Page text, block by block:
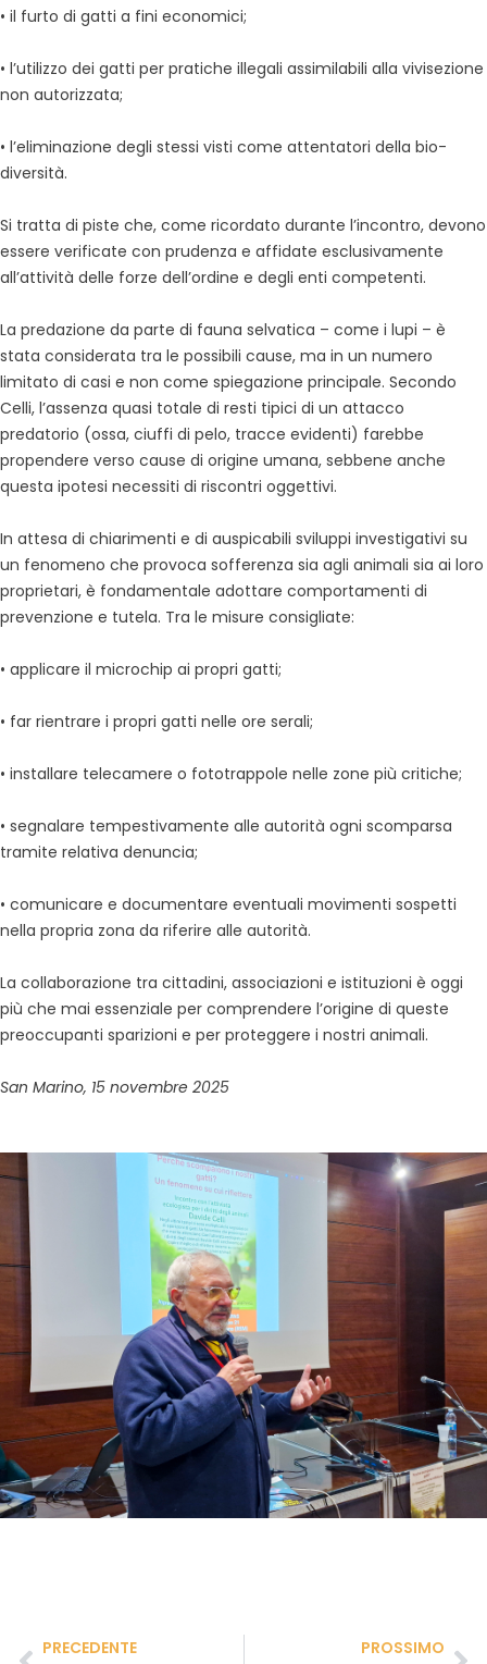
• il furto di gatti a fini economici;
• l’utilizzo dei gatti per pratiche illegali assimilabili alla vivisezione
non autorizzata;
• l’eliminazione degli stessi visti come attentatori della bio-
diversità.
Si tratta di piste che, come ricordato durante l’incontro, devono
essere verificate con prudenza e affidate esclusivamente
all’attività delle forze dell’ordine e degli enti competenti.
La predazione da parte di fauna selvatica – come i lupi – è
stata considerata tra le possibili cause, ma in un numero
limitato di casi e non come spiegazione principale. Secondo
Celli, l’assenza quasi totale di resti tipici di un attacco
predatorio (ossa, ciuffi di pelo, tracce evidenti) farebbe
propendere verso cause di origine umana, sebbene anche
questa ipotesi necessiti di riscontri oggettivi.
In attesa di chiarimenti e di auspicabili sviluppi investigativi su
un fenomeno che provoca sofferenza sia agli animali sia ai loro
proprietari, è fondamentale adottare comportamenti di
prevenzione e tutela. Tra le misure consigliate:
• applicare il microchip ai propri gatti;
• far rientrare i propri gatti nelle ore serali;
• installare telecamere o fototrappole nelle zone più critiche;
• segnalare tempestivamente alle autorità ogni scomparsa
tramite relativa denuncia;
• comunicare e documentare eventuali movimenti sospetti
nella propria zona da riferire alle autorità.
La collaborazione tra cittadini, associazioni e istituzioni è oggi
più che mai essenziale per comprendere l’origine di queste
preoccupanti sparizioni e per proteggere i nostri animali.
San Marino, 15 novembre 2025
PRECEDENTE PROSSIMO